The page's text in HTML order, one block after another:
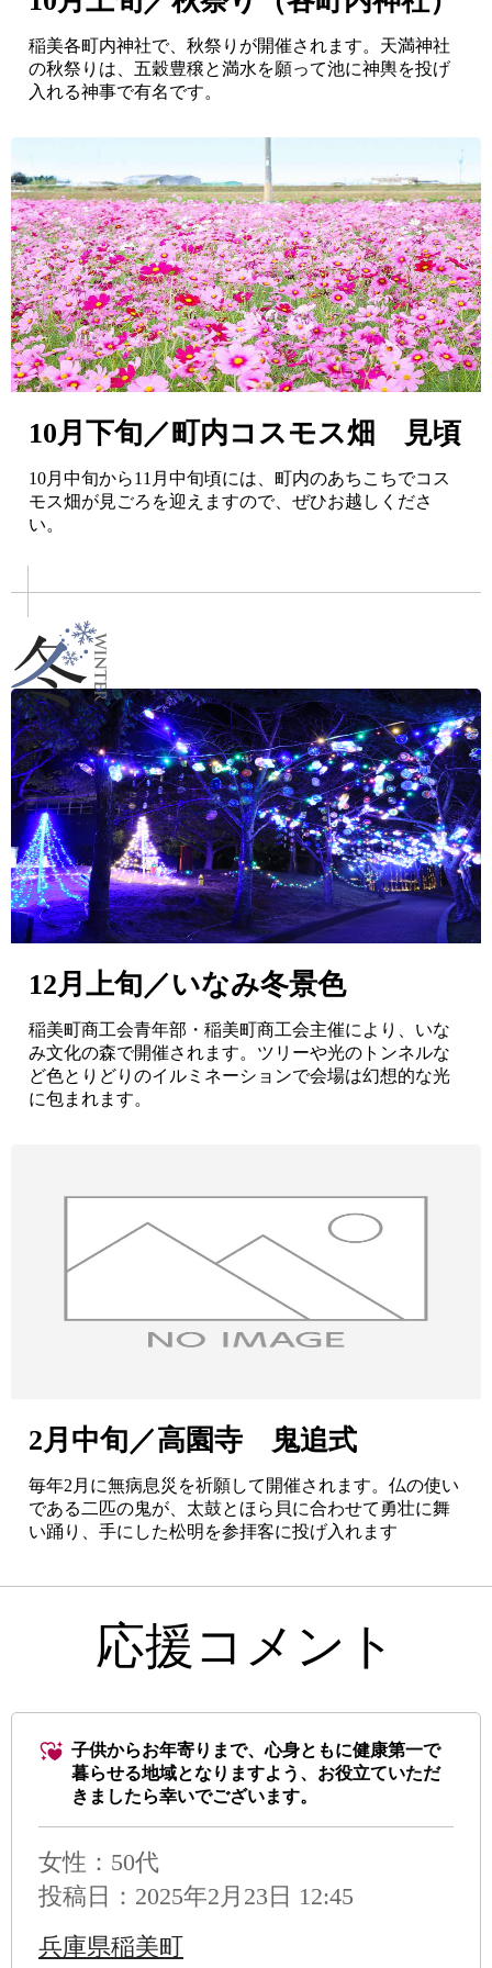
稲美各町内神社で、秋祭りが開催されます。天満神社
の秋祭りは、五穀豊穣と満水を願って池に神輿を投げ
入れる神事で有名です。
10月下旬／町内コスモス畑 見頃
10月中旬から11月中旬頃には、町内のあちこちでコス
モス畑が見ごろを迎えますので、ぜひお越しくださ
い。
12月上旬／いなみ冬景色
稲美町商工会青年部・稲美町商工会主催により、いな
み文化の森で開催されます。ツリーや光のトンネルな
ど色とりどりのイルミネーションで会場は幻想的な光
に包まれます。
2月中旬／高園寺 鬼追式
毎年2月に無病息災を祈願して開催されます。仏の使い
である二匹の鬼が、太鼓とほら貝に合わせて勇壮に舞
い踊り、手にした松明を参拝客に投げ入れます
応援コメント
子供からお年寄りまで、心身ともに健康第一で
暮らせる地域となりますよう、お役立ていただ
きましたら幸いでございます。
女性：50代
投稿日：2025年2月23日 12:45
兵庫県稲美町